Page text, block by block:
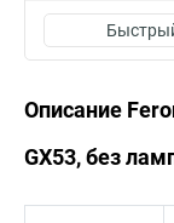
Описание
GX53, без